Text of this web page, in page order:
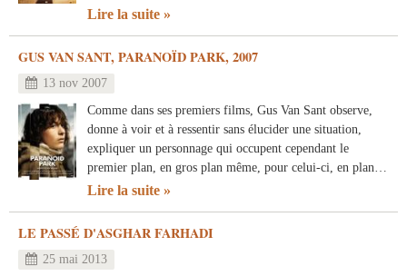
Lire la suite
GUS VAN SANT, PARANOÏD PARK, 2007
13 nov 2007
Comme dans ses premiers films, Gus Van Sant observe,
donne à voir et à ressentir sans élucider une situation,
expliquer un personnage qui occupent cependant le
premier plan, en gros plan même, pour celui-ci, en plan…
Lire la suite
LE PASSÉ D'ASGHAR FARHADI
25 mai 2013